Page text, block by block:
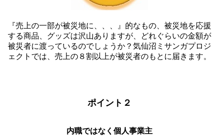
『売上の一部が被災地に、、、』的なもの、被災地を応援
する商品、グッズは沢山ありますが、どれぐらいの金額が
被災者に渡っているのでしょうか？気仙沼ミサンガプロジ
ェクトでは、売上の８割以上が被災者のもとに届きます。
ポイント２
内職ではなく個人事業主